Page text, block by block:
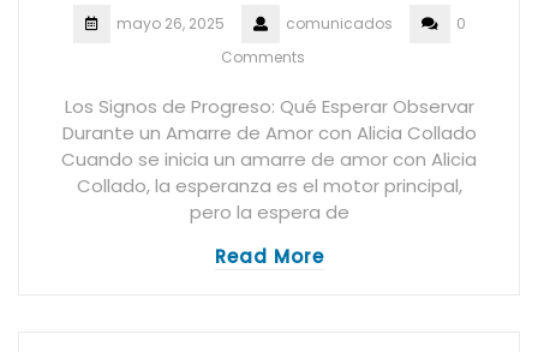
mayo 26, 2025 comunicados
0
Comments
Los Signos de Progreso: Qué Esperar Observar
Durante un Amarre de Amor con Alicia Collado
Cuando se inicia un amarre de amor con Alicia
Collado, la esperanza es el motor principal,
pero la espera de
Read More